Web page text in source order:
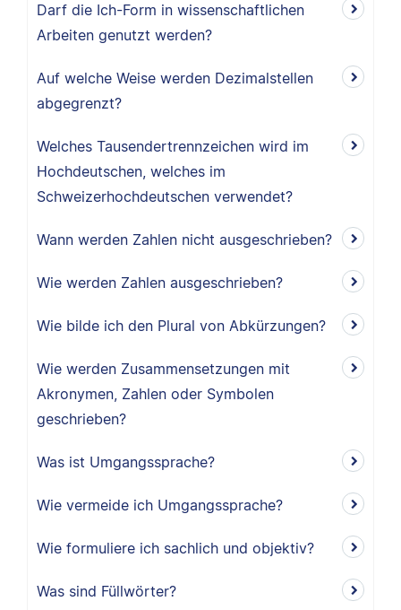
Darf die Ich-Form in wissenschaftlichen
Arbeiten genutzt werden?
Auf welche Weise werden Dezimalstellen
abgegrenzt?
Welches Tausendertrennzeichen wird im
Hochdeutschen, welches im
Schweizerhochdeutschen verwendet?
Wann werden Zahlen nicht ausgeschrieben?
Wie werden Zahlen ausgeschrieben?
Wie bilde ich den Plural von Abkürzungen?
Wie werden Zusammensetzungen mit
Akronymen, Zahlen oder Symbolen
geschrieben?
Was ist Umgangssprache?
Wie vermeide ich Umgangssprache?
Wie formuliere ich sachlich und objektiv?
Was sind Füllwörter?